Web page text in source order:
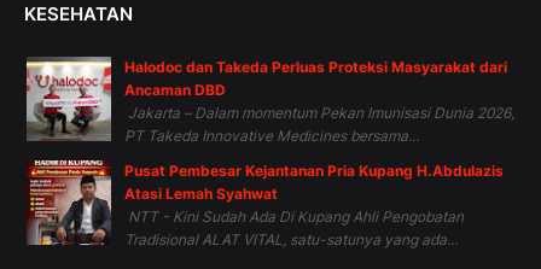
KESEHATAN
Halodoc dan Takeda Perluas Proteksi Masyarakat dari
Ancaman DBD
Jakarta – Dalam momentum Pekan Imunisasi Dunia 2026,
PT Takeda Innovative Medicines bersama...
Pusat Pembesar Kejantanan Pria Kupang H.Abdulazis
Atasi Lemah Syahwat
NTT - Kini Sudah Ada Di Kupang Ahli Pengobatan
Tradisional ALAT VITAL, satu-satunya yang ada...